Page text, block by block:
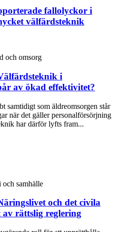
fallolyckor i
välfärdsteknik
och omsorg
i
av ökad effektivitet?
samtidigt som äldreomsorgen står
när det gäller personalförsörjning
har därför lyfts fram...
samhälle
och det civila
av rättslig reglering